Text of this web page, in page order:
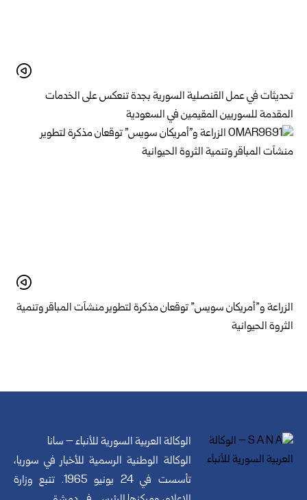
تحديثات في عمل القنصلية السورية بجدة تنعكس على الخدمات
المقدمة للسوريين المقيمين في السعودية
الزراعة و”أمريكان سويس” توقعان مذكرة لتطوير منشآت المباقر وتنمية
الثروة الحيوانية
الوكالة العربية السورية للأنباء – سانا
الوكالة الوطنية الرسمية للأخبار في سوريا،
تأسست في 24 يونيو 1965. تتبع وزارة